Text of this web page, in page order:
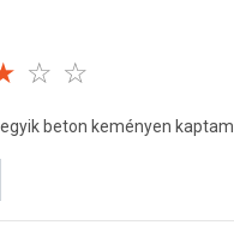
beton keményen kaptam.